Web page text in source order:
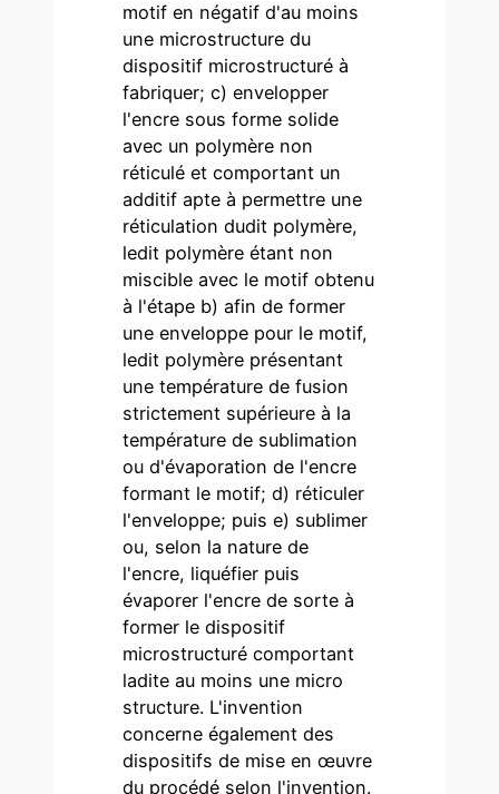
motif en négatif d'au moins
une microstructure du
dispositif microstructuré à
fabriquer; c) envelopper
l'encre sous forme solide
avec un polymère non
réticulé et comportant un
additif apte à permettre une
réticulation dudit polymère,
ledit polymère étant non
miscible avec le motif obtenu
à l'étape b) afin de former
une enveloppe pour le motif,
ledit polymère présentant
une température de fusion
strictement supérieure à la
température de sublimation
ou d'évaporation de l'encre
formant le motif; d) réticuler
l'enveloppe; puis e) sublimer
ou, selon la nature de
l'encre, liquéfier puis
évaporer l'encre de sorte à
former le dispositif
microstructuré comportant
ladite au moins une micro
structure. L'invention
concerne également des
dispositifs de mise en œuvre
du procédé selon l'invention.